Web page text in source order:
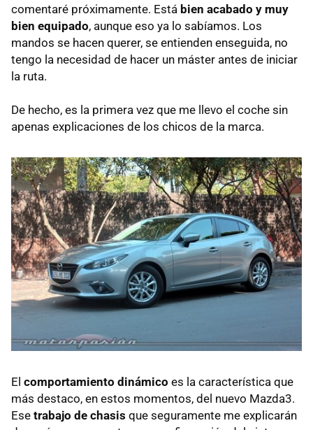
comentaré próximamente. Está bien acabado y muy
bien equipado, aunque eso ya lo sabíamos. Los
mandos se hacen querer, se entienden enseguida, no
tengo la necesidad de hacer un máster antes de iniciar
la ruta.
De hecho, es la primera vez que me llevo el coche sin
apenas explicaciones de los chicos de la marca.
El comportamiento dinámico es la característica que
más destaco, en estos momentos, del nuevo Mazda3.
Ese trabajo de chasis que seguramente me explicarán